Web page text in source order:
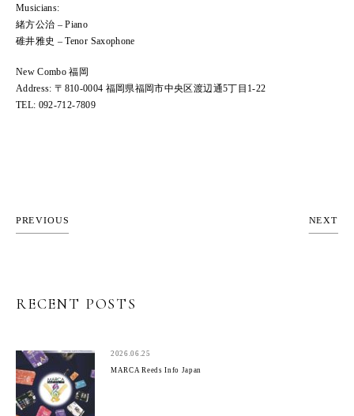
Musicians:
緒方公治 – Piano
碓井雅史 – Tenor Saxophone
New Combo 福岡
Address: 〒810-0004 福岡県福岡市中央区渡辺通5丁目1-22
TEL: 092-712-7809
PREVIOUS NEXT
RECENT POSTS
2026.06.25
MARCA Reeds Info Japan